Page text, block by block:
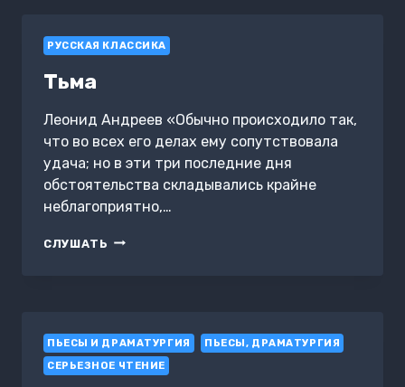
РУССКАЯ КЛАССИКА
Тьма
Леонид Андреев «Обычно происходило так,
что во всех его делах ему сопутствовала
удача; но в эти три последние дня
обстоятельства складывались крайне
неблагоприятно,…
СЛУШАТЬ ТЬМА
ПЬЕСЫ И ДРАМАТУРГИЯ
ПЬЕСЫ, ДРАМАТУРГИЯ
СЕРЬЕЗНОЕ ЧТЕНИЕ